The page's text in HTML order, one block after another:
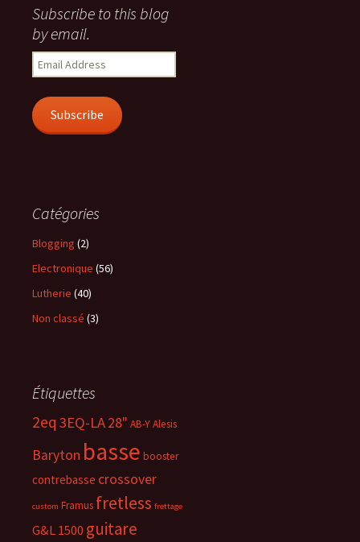
Subscribe to this blog
by email.
Email
Address
Subscribe
Catégories
Blogging (2)
Electronique (56)
Lutherie (40)
Non classé (3)
Étiquettes
2eq 3EQ-LA28" AB-YAlesis
Baryton basse booster
contrebasse crossover
custom Framus fretless frettage
G&L 1500 guitare